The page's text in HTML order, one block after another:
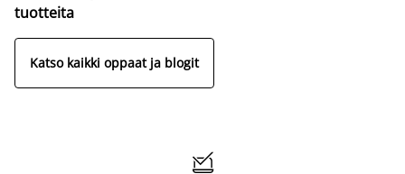
tuotteita
Katso kaikki oppaat ja blogit
